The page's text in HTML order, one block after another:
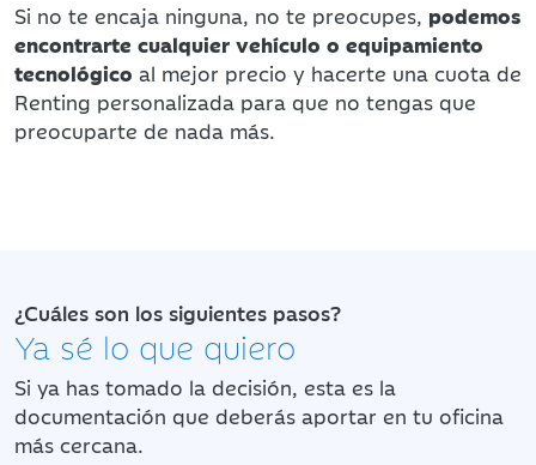
Si no te encaja ninguna, no te preocupes, podemos
encontrarte cualquier vehículo o equipamiento
tecnológico al mejor precio y hacerte una cuota de
Renting personalizada para que no tengas que
preocuparte de nada más.
¿Cuáles son los siguientes pasos?
Ya sé lo que quiero
Si ya has tomado la decisión, esta es la
documentación que deberás aportar en tu oficina
más cercana.